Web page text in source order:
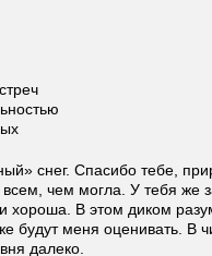
снег. Спасибо тебе,
чем могла. У тебя же
и хороша. В этом диком
будут меня оценивать. В
далеко.